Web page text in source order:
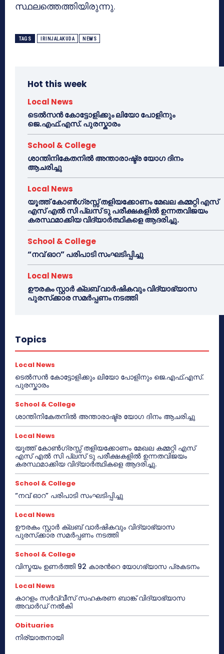
സ്ഥലത്തെത്തിയിരുന്നു.
TAGS IRINJALAKUDA NEWS
Hot this week
Local News
ടെൽസൻ കോട്ടോളിക്കും ലിയോ പോളിനും
ജെ.എഫ്.എസ്. പുരസ്കാരം
School & College
ശാന്തിനികേതനിൽ അന്താരാഷ്ട്ര യോഗ ദിനം
ആചരിച്ചു
Local News
യൂത്ത് കോൺഗ്രസ്സ് തളിയക്കോണം മേഖല കമ്മറ്റി എസ്
എസ് എൽ സി പ്ലസ് ടു പരീക്ഷകളിൽ ഉന്നതവിജയം
കരസ്ഥമാക്കിയ വിദ്യാർത്ഥികളെ ആദരിച്ചു.
School & College
“നവ് ഓറ” പരിപാടി സംഘടിപ്പിച്ചു
Local News
ഊരകം സ്റ്റാർ ക്ലബ് വാർഷികവും വിദ്യാഭ്യാസ
പുരസ്‌ക്കാര സമർപ്പണം നടത്തി
Topics
Local News
ടെൽസൻ കോട്ടോളിക്കും ലിയോ പോളിനും ജെ.എഫ്.എസ്.
പുരസ്കാരം
School & College
ശാന്തിനികേതനിൽ അന്താരാഷ്ട്ര യോഗ ദിനം ആചരിച്ചു
Local News
യൂത്ത് കോൺഗ്രസ്സ് തളിയക്കോണം മേഖല കമ്മറ്റി എസ്
എസ് എൽ സി പ്ലസ് ടു പരീക്ഷകളിൽ ഉന്നതവിജയം
കരസ്ഥമാക്കിയ വിദ്യാർത്ഥികളെ ആദരിച്ചു.
School & College
“നവ് ഓറ” പരിപാടി സംഘടിപ്പിച്ചു
Local News
ഊരകം സ്റ്റാർ ക്ലബ് വാർഷികവും വിദ്യാഭ്യാസ
പുരസ്‌ക്കാര സമർപ്പണം നടത്തി
School & College
വിസ്മയം ഉണർത്തി 92 കാരൻറെ യോഗഭ്യാസ പ്രകടനം
Local News
കാറളം സർവ്വീസ് സഹകരണ ബാങ്ക് വിദ്യാഭ്യാസ
അവാർഡ് നൽകി
Obituaries
നിര്യാതനായി